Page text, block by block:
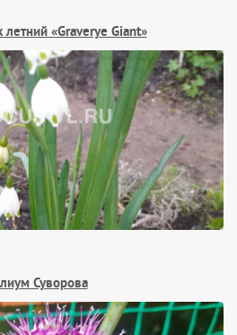
«Graverye Giant»
Суворова